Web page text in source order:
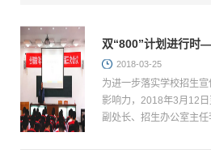
双“800”计划进行时
开展招生宣传
2018-03-25
为进一步落实学校招生
影响力，2018年3月12
副处长、招生办公室主任